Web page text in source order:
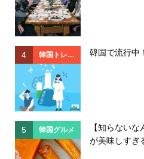
4 韓国トレン
ド
韓国で流行中
5 韓国グルメ
【知らない
が美味しすぎ